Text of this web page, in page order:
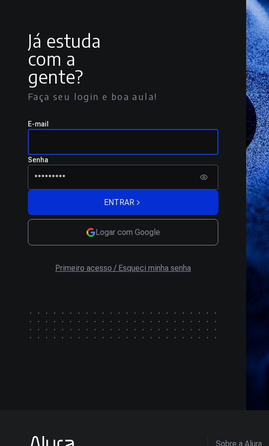
Já estuda
com a
gente?
Faça seu login e boa aula!
E-mail
Senha
ENTRAR
Logar com Google
Primeiro acesso / Esqueci minha senha
Sobre a Alura